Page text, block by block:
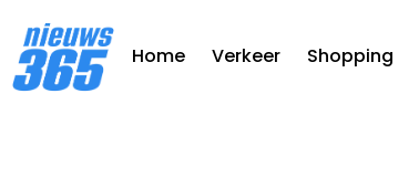
Home Verkeer Shopping